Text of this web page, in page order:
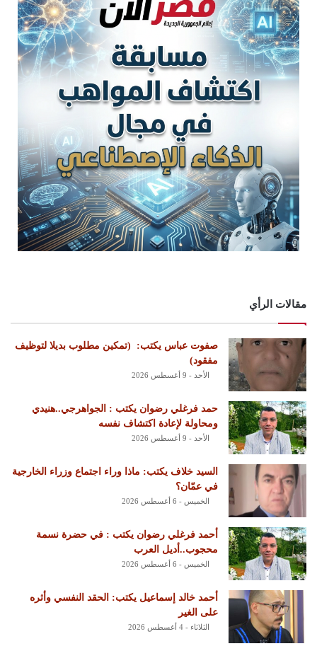
مقالات الرأي
‏صفوت عباس يكتب: ‏ ‏(تمكين مطلوب بديلا لتوظيف
مفقود)
الأحد - 9 أغسطس 2026
حمد فرغلي رضوان يكتب : الجواهرجي..هنيدي
ومحاولة لإعادة اكتشاف نفسه
الأحد - 9 أغسطس 2026
السيد خلاف يكتب: ماذا وراء اجتماع وزراء الخارجية
في عمّان؟
الخميس - 6 أغسطس 2026
أحمد فرغلي رضوان يكتب : في حضرة نسمة
محجوب..أديل العرب
الخميس - 6 أغسطس 2026
أحمد خالد إسماعيل يكتب: الحقد النفسي وأثره
على الغير
الثلاثاء - 4 أغسطس 2026